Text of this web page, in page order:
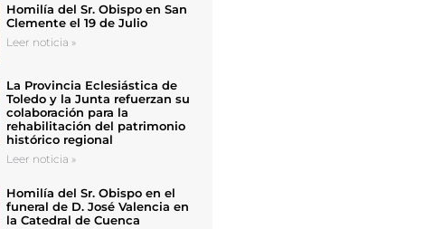
Homilía del Sr. Obispo en San
Clemente el 19 de Julio
Leer noticia »
La Provincia Eclesiástica de
Toledo y la Junta refuerzan su
colaboración para la
rehabilitación del patrimonio
histórico regional
Leer noticia »
Homilía del Sr. Obispo en el
funeral de D. José Valencia en
la Catedral de Cuenca